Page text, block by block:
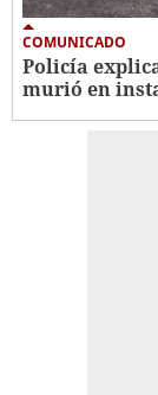
COMUNICADO
Policía
murió en